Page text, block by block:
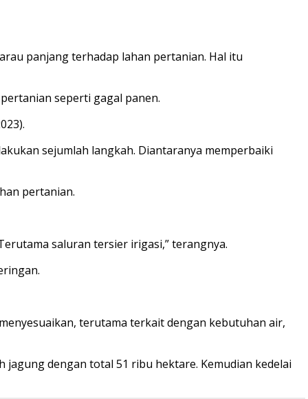
panjang terhadap lahan pertanian. Hal itu
seperti gagal panen.
sejumlah langkah. Diantaranya memperbaiki
pertanian.
saluran tersier irigasi,” terangnya.
terutama terkait dengan kebutuhan air,
dengan total 51 ribu hektare. Kemudian kedelai